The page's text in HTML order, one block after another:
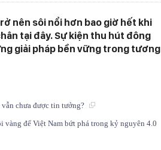
nên sôi nổi hơn bao giờ hết khi
tại đây. Sự kiện thu hút đông
giải pháp bền vững trong tương
chưa được tin tưởng?
để Việt Nam bứt phá trong kỷ nguyên 4.0